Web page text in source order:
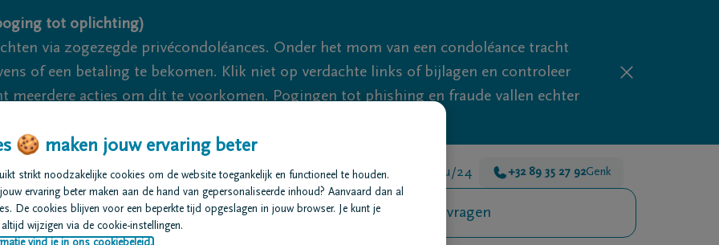
tot oplichting)
via zogezegde privécondoléances. Onder het mom van een condoléance tracht
of een betaling te bekomen. Klik niet op verdachte links of bijlagen en controleer
meerdere acties om dit te voorkomen. Pogingen tot phishing en fraude vallen echter
We zijn er voor je 24u/24 +32 89 35 27 92Genk
regelen Overlijdensberichten Ons uitvaartcentrum Veelgestelde vragen
🍪 maken jouw ervaring beter
strikt noodzakelijke cookies om de website toegankelijk en functioneel te houden.
ervaring beter maken aan de hand van gepersonaliseerde inhoud? Aanvaard dan al
De cookies blijven voor een beperkte tijd opgeslagen in jouw browser. Je kunt je
wijzigen via de cookie-instellingen.